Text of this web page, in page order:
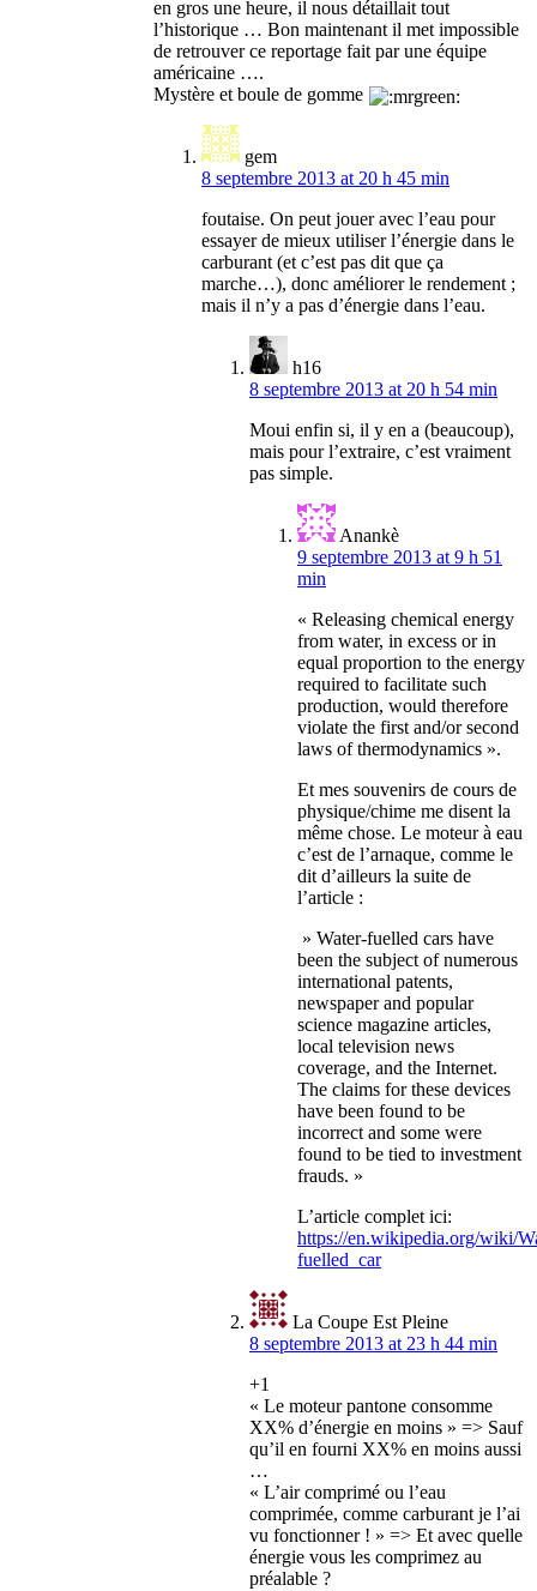
en gros une heure, il nous détaillait tout
l’historique … Bon maintenant il met impossible
de retrouver ce reportage fait par une équipe
américaine ….
Mystère et boule de gomme
gem
8 septembre 2013 at 20 h 45 min
foutaise. On peut jouer avec l’eau pour
essayer de mieux utiliser l’énergie dans le
carburant (et c’est pas dit que ça
marche…), donc améliorer le rendement ;
mais il n’y a pas d’énergie dans l’eau.
h16
8 septembre 2013 at 20 h 54 min
Moui enfin si, il y en a (beaucoup),
mais pour l’extraire, c’est vraiment
pas simple.
Anankè
9 septembre 2013 at 9 h 51
min
« Releasing chemical energy
from water, in excess or in
equal proportion to the energy
required to facilitate such
production, would therefore
violate the first and/or second
laws of thermodynamics ».
Et mes souvenirs de cours de
physique/chime me disent la
même chose. Le moteur à eau
c’est de l’arnaque, comme le
dit d’ailleurs la suite de
l’article :
» Water-fuelled cars have
been the subject of numerous
international patents,
newspaper and popular
science magazine articles,
local television news
coverage, and the Internet.
The claims for these devices
have been found to be
incorrect and some were
found to be tied to investment
frauds. »
L’article complet ici:
https://en.wikipedia.org/wiki/
fuelled_car
La Coupe Est Pleine
8 septembre 2013 at 23 h 44 min
+1
« Le moteur pantone consomme
XX% d’énergie en moins » => Sauf
qu’il en fourni XX% en moins aussi
…
« L’air comprimé ou l’eau
comprimée, comme carburant je l’ai
vu fonctionner ! » => Et avec quelle
énergie vous les comprimez au
préalable ?